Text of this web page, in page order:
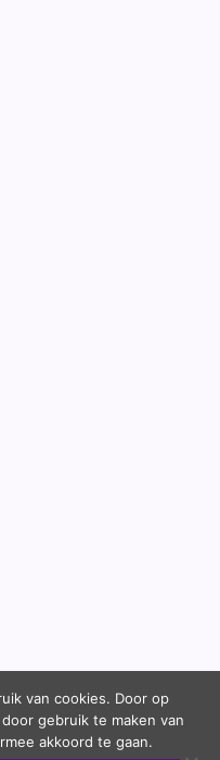
van cookies. Door op
gebruik te maken van
akkoord te gaan.